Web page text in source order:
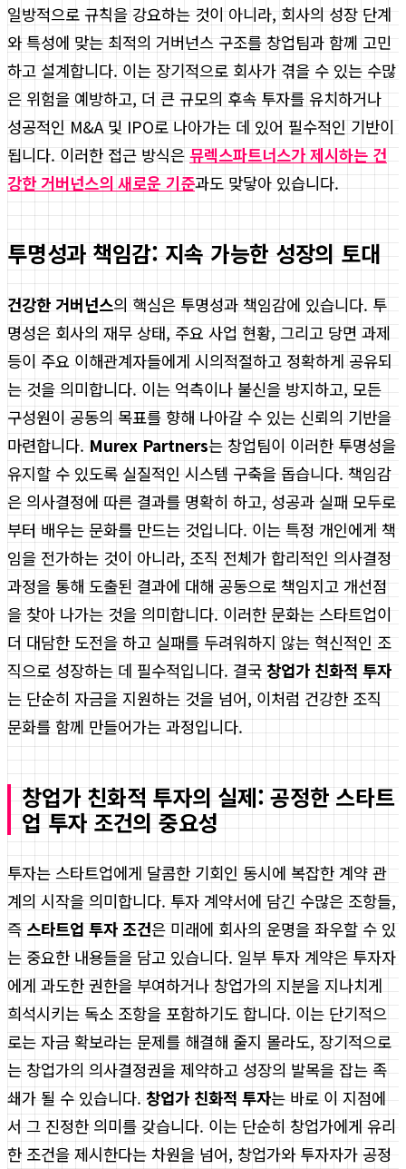
일방적으로 규칙을 강요하는 것이 아니라, 회사의 성장 단계
와 특성에 맞는 최적의 거버넌스 구조를 창업팀과 함께 고민
하고 설계합니다. 이는 장기적으로 회사가 겪을 수 있는 수많
은 위험을 예방하고, 더 큰 규모의 후속 투자를 유치하거나
성공적인 M&A 및 IPO로 나아가는 데 있어 필수적인 기반이
됩니다. 이러한 접근 방식은 뮤렉스파트너스가 제시하는 건
강한 거버넌스의 새로운 기준과도 맞닿아 있습니다.
투명성과 책임감: 지속 가능한 성장의 토대
건강한 거버넌스의 핵심은 투명성과 책임감에 있습니다. 투
명성은 회사의 재무 상태, 주요 사업 현황, 그리고 당면 과제
등이 주요 이해관계자들에게 시의적절하고 정확하게 공유되
는 것을 의미합니다. 이는 억측이나 불신을 방지하고, 모든
구성원이 공동의 목표를 향해 나아갈 수 있는 신뢰의 기반을
마련합니다. Murex Partners는 창업팀이 이러한 투명성을
유지할 수 있도록 실질적인 시스템 구축을 돕습니다. 책임감
은 의사결정에 따른 결과를 명확히 하고, 성공과 실패 모두로
부터 배우는 문화를 만드는 것입니다. 이는 특정 개인에게 책
임을 전가하는 것이 아니라, 조직 전체가 합리적인 의사결정
과정을 통해 도출된 결과에 대해 공동으로 책임지고 개선점
을 찾아 나가는 것을 의미합니다. 이러한 문화는 스타트업이
더 대담한 도전을 하고 실패를 두려워하지 않는 혁신적인 조
직으로 성장하는 데 필수적입니다. 결국 창업가 친화적 투자
는 단순히 자금을 지원하는 것을 넘어, 이처럼 건강한 조직
문화를 함께 만들어가는 과정입니다.
창업가 친화적 투자의 실제: 공정한 스타트
업 투자 조건의 중요성
투자는 스타트업에게 달콤한 기회인 동시에 복잡한 계약 관
계의 시작을 의미합니다. 투자 계약서에 담긴 수많은 조항들,
즉 스타트업 투자 조건은 미래에 회사의 운명을 좌우할 수 있
는 중요한 내용들을 담고 있습니다. 일부 투자 계약은 투자자
에게 과도한 권한을 부여하거나 창업가의 지분을 지나치게
희석시키는 독소 조항을 포함하기도 합니다. 이는 단기적으
로는 자금 확보라는 문제를 해결해 줄지 몰라도, 장기적으로
는 창업가의 의사결정권을 제약하고 성장의 발목을 잡는 족
쇄가 될 수 있습니다. 창업가 친화적 투자는 바로 이 지점에
서 그 진정한 의미를 갖습니다. 이는 단순히 창업가에게 유리
한 조건을 제시한다는 차원을 넘어, 창업가와 투자자가 공정